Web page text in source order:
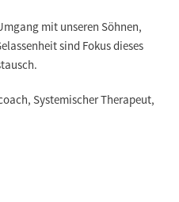
mit unseren Söhnen,
sind Fokus dieses
Systemischer Therapeut,